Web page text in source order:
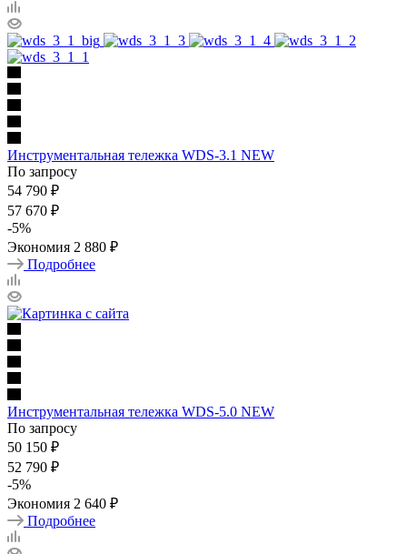
Инструментальная тележка WDS-3.1 NEW
По запросу
54 790 ₽
57 670 ₽
-5%
Экономия 2 880 ₽
Подробнее
Инструментальная тележка WDS-5.0 NEW
По запросу
50 150 ₽
52 790 ₽
-5%
Экономия 2 640 ₽
Подробнее